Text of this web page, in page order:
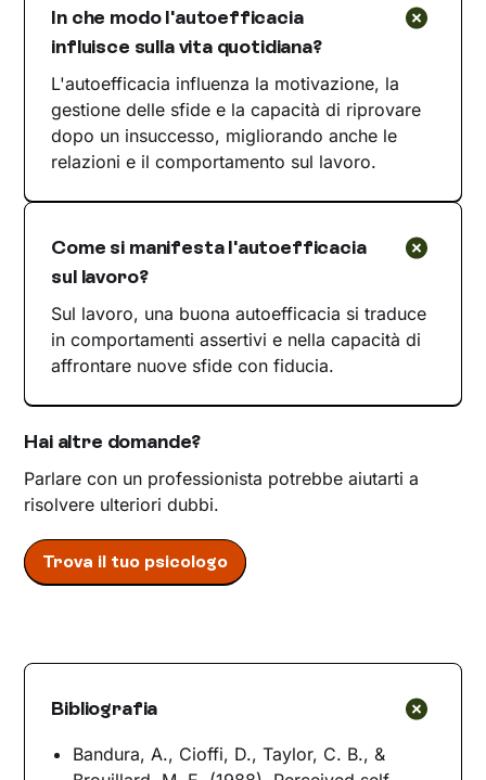
In che modo l'autoefficacia
influisce sulla vita quotidiana?
L'autoefficacia influenza la motivazione, la
gestione delle sfide e la capacità di riprovare
dopo un insuccesso, migliorando anche le
relazioni e il comportamento sul lavoro.
Come si manifesta l'autoefficacia
sul lavoro?
Sul lavoro, una buona autoefficacia si traduce
in comportamenti assertivi e nella capacità di
affrontare nuove sfide con fiducia.
Hai altre domande?
Parlare con un professionista potrebbe aiutarti a
risolvere ulteriori dubbi.
Trova il tuo psicologo
Bibliografia
Bandura, A., Cioffi, D., Taylor, C. B., &